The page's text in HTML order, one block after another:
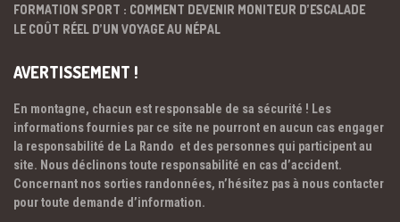
FORMATION SPORT : COMMENT DEVENIR MONITEUR D’ESCALADE
LE COÛT RÉEL D’UN VOYAGE AU NÉPAL
AVERTISSEMENT !
En montagne, chacun est responsable de sa sécurité ! Les
informations fournies par ce site ne pourront en aucun cas engager
la responsabilité de La Rando et des personnes qui participent au
site. Nous déclinons toute responsabilité en cas d’accident.
Concernant nos sorties randonnées, n’hésitez pas à nous contacter
pour toute demande d’information.